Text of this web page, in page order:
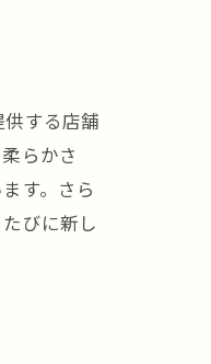
する店舗
らかさ
す。さら
びに新し